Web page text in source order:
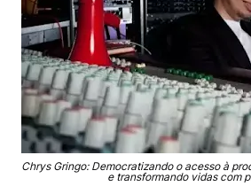
Chrys Gringo: Democratizando o acesso à
e transformando vidas com